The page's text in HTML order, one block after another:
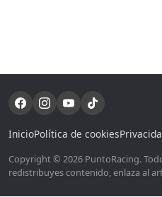
InicioPolítica de cookies
Copyright © 2026 PuntoRacing.
redistribuyes contenido, enlaza al